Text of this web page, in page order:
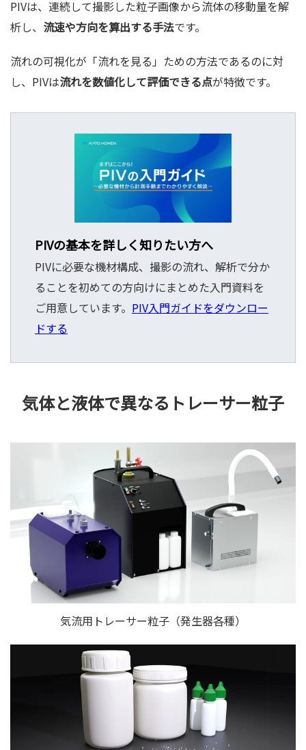
PIVは、連続して撮影した粒子画像から流体の移動量を解
析し、 流速や方向を算出する手法です。
流れの可視化が「流れを見る」ための方法であるのに対
し、PIVは流れを数値化して評価できる点が特徴です。
PIVの基本を詳しく知りたい方へ
PIVに必要な機材構成、撮影の流れ、解析で分か
ることを初めての方向けにまとめた入門資料を
ご用意しています。 PIV入門ガイドをダウンロー
ドする
気体と液体で異なるトレーサー粒子
気流用トレーサー粒子（発生器各種）